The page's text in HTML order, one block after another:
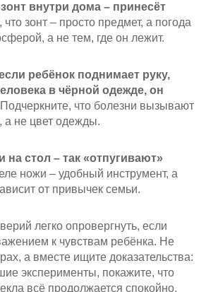
внутри дома – принесёт
зонт – просто предмет, а погода
а не тем, где он лежит.
ребёнок поднимает руку,
в чёрной одежде, он
Подчеркните, что болезни вызывают
а не цвет одежды.
на стол – так «отпугивают»
ножи – удобный инструмент, а
от привычек семьи.
легко опровергнуть, если
к чувствам ребёнка. Не
а вместе ищите доказательства:
эксперименты, покажите, что
всё продолжается спокойно.